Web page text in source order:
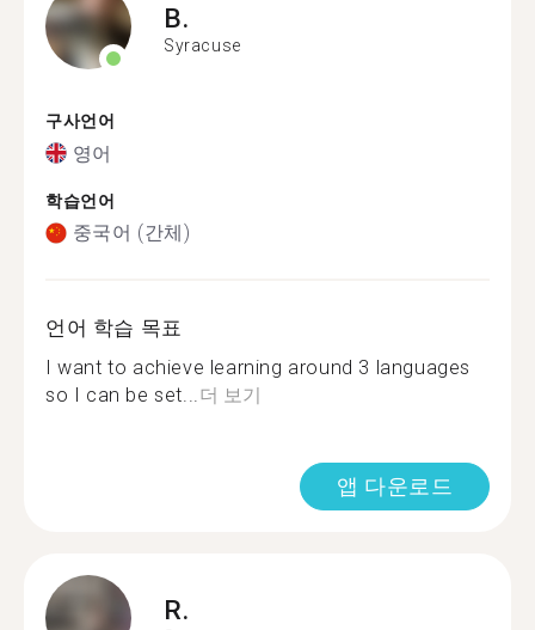
B.
Syracuse
구사언어
영어
학습언어
중국어 (간체)
언어 학습 목표
I want to achieve learning around 3 languages
so I can be set...더 보기
앱 다운로드
R.